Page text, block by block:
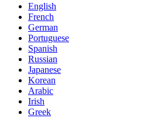
English
French
German
Portuguese
Spanish
Russian
Japanese
Korean
Arabic
Irish
Greek